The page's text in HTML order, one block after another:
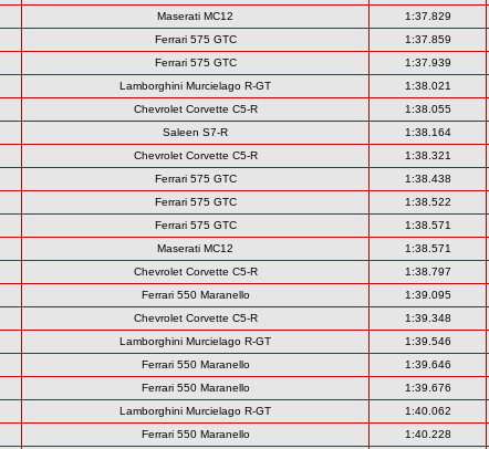
Maserati MC12 1:37.829
Ferrari 575 GTC 1:37.859
Ferrari 575 GTC 1:37.939
Lamborghini Murcielago R-GT 1:38.021
Chevrolet Corvette C5-R 1:38.055
Saleen S7-R 1:38.164
Chevrolet Corvette C5-R 1:38.321
Ferrari 575 GTC 1:38.438
Ferrari 575 GTC 1:38.522
Ferrari 575 GTC 1:38.571
Maserati MC12 1:38.571
Chevrolet Corvette C5-R 1:38.797
Ferrari 550 Maranello 1:39.095
Chevrolet Corvette C5-R 1:39.348
Lamborghini Murcielago R-GT 1:39.546
Ferrari 550 Maranello 1:39.646
Ferrari 550 Maranello 1:39.676
Lamborghini Murcielago R-GT 1:40.062
Ferrari 550 Maranello 1:40.228